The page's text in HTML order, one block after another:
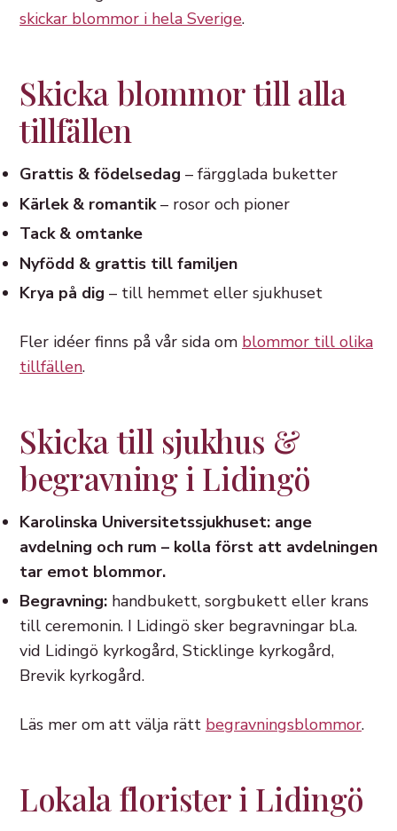
skickar blommor i hela Sverige.
Skicka blommor till alla
tillfällen
Grattis & födelsedag – färgglada buketter
Kärlek & romantik– rosor och pioner
Tack & omtanke
Nyfödd & grattis till familjen
Krya på dig – till hemmet eller sjukhuset
Fler idéer finns på vår sida om blommor till olika
tillfällen.
Skicka till sjukhus &
begravning i Lidingö
Karolinska Universitetssjukhuset: ange
avdelning och rum – kolla först att avdelningen
tar emot blommor.
Begravning: handbukett, sorgbukett eller krans
till ceremonin. I Lidingö sker begravningar bl.a.
vid Lidingö kyrkogård, Sticklinge kyrkogård,
Brevik kyrkogård.
Läs mer om att välja rätt begravningsblommor.
Lokala florister i Lidingö